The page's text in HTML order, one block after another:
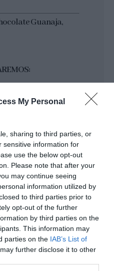
My Personal
sharing to third parties, or
sensitive information for
use the below opt-out
Please note that after your
may continue seeing
information utilized by
to third parties prior to
opt-out of the further
by third parties on the
This information may
parties on the IAB’s List of
further disclose it to other
Guanaja,
es de DeBuyer